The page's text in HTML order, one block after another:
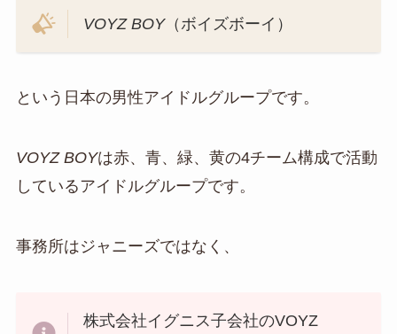
VOYZ BOY（ボイズボーイ）
という日本の男性アイドルグループです。
VOYZ BOYは赤、青、緑、黄の4チーム構成で活動
しているアイドルグループです。
事務所はジャニーズではなく、
株式会社イグニス子会社のVOYZ